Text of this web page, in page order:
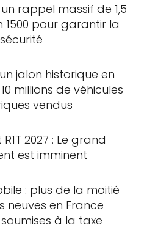
rappel massif de 1,5
1500 pour garantir la
sécurité
jalon historique en
millions de véhicules
vendus
R1T 2027 : Le grand
est imminent
: plus de la moitié
neuves en France
à la taxe